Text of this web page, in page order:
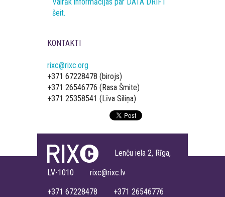
šeit.
KONTAKTI
rixc@rixc.org
+371 67228478 (birojs)
+371 26546776 (Rasa Šmite)
+371 25358541 (Līva Siliņa)
Lenču iela 2, Rīga,
LV-1010 rixc@rixc.lv
+371 67228478 +371 26546776